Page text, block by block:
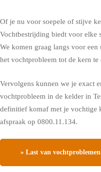
Of je nu voor soepele of stijve
Vochtbestrijding biedt voor elke
We komen graag langs voor
het vochtprobleem tot de kern te
Vervolgens kunnen we je exact
vochtprobleem in de kelder in
definitief komaf met je vochtige
afspraak op 0800.11.134.
» Last van